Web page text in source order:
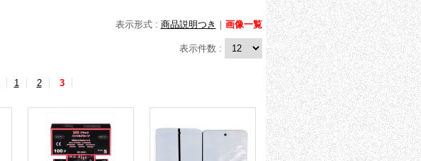
表示形式 : 商品説明つき ｜ 画像一覧
表示件数 :
1 2 3